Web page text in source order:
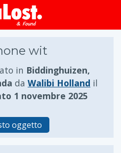
wit
in Biddinghuizen,
da Walibi Holland il
1 novembre 2025
oggetto